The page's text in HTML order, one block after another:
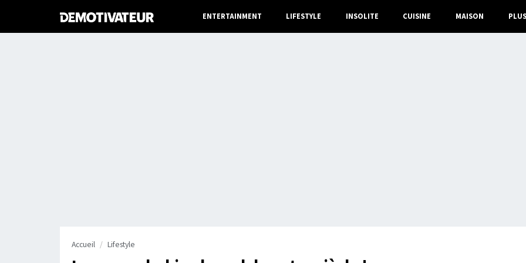
ENTERTAINMENT LIFESTYLE INSOLITE CUISINE MAISON PLUS
Accueil Lifestyle